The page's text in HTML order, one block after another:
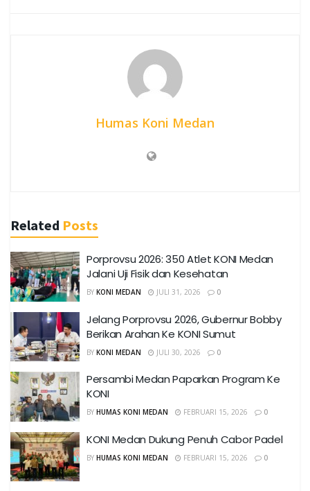
Humas Koni Medan
Related Posts
Porprovsu 2026: 350 Atlet KONI Medan
Jalani Uji Fisik dan Kesehatan
BY KONI MEDAN JULI 31, 2026 0
Jelang Porprovsu 2026, Gubernur Bobby
Berikan Arahan Ke KONI Sumut
BY KONI MEDAN JULI 30, 2026 0
Persambi Medan Paparkan Program Ke
KONI
BY HUMAS KONI MEDAN FEBRUARI 15, 2026 0
KONI Medan Dukung Penuh Cabor Padel
BY HUMAS KONI MEDAN FEBRUARI 15, 2026 0